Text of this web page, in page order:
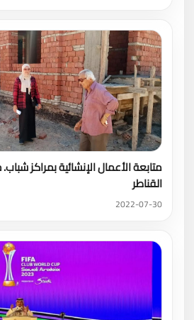
متابعة الأعمال الإنشائية بمراكز
القناطر
2022-07-30